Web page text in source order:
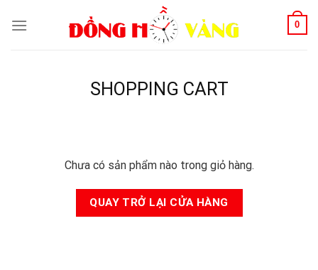
0
SHOPPING CART
Chưa có sản phẩm nào trong giỏ hàng.
QUAY TRỞ LẠI CỬA HÀNG